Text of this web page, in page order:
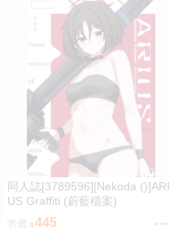
同人誌[3789596][Nekoda ()]ARI
US Graffiti (蔚藍檔案)
售價 445